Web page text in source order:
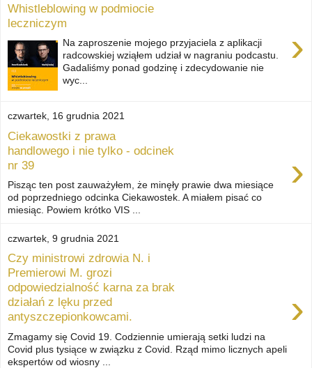
Whistleblowing w podmiocie
leczniczym
›
Na zaproszenie mojego przyjaciela z aplikacji
radcowskiej wziąłem udział w nagraniu podcastu.
Gadaliśmy ponad godzinę i zdecydowanie nie
wyc...
czwartek, 16 grudnia 2021
Ciekawostki z prawa
handlowego i nie tylko - odcinek
nr 39
›
Pisząc ten post zauważyłem, że minęły prawie dwa miesiące
od poprzedniego odcinka Ciekawostek. A miałem pisać co
miesiąc. Powiem krótko VIS ...
czwartek, 9 grudnia 2021
Czy ministrowi zdrowia N. i
Premierowi M. grozi
odpowiedzialność karna za brak
działań z lęku przed
antyszczepionkowcami.
›
Zmagamy się Covid 19. Codziennie umierają setki ludzi na
Covid plus tysiące w związku z Covid. Rząd mimo licznych apeli
ekspertów od wiosny ...